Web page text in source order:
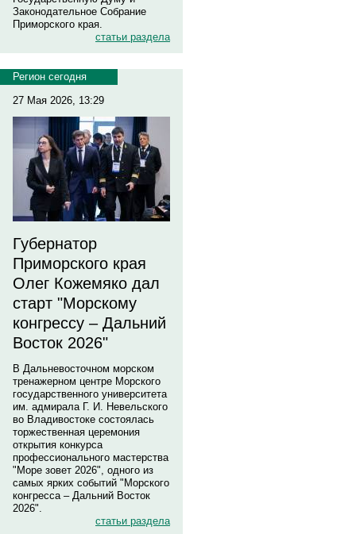
Законодательное Собрание
Приморского края.
статьи раздела
Регион сегодня
27 Мая 2026, 13:29
Губернатор
Приморского края
Олег Кожемяко дал
старт "Морскому
конгрессу – Дальний
Восток 2026"
В Дальневосточном морском
тренажерном центре Морского
государственного университета
им. адмирала Г. И. Невельского
во Владивостоке состоялась
торжественная церемония
открытия конкурса
профессионального мастерства
"Море зовет 2026", одного из
самых ярких событий "Морского
конгресса – Дальний Восток
2026".
статьи раздела